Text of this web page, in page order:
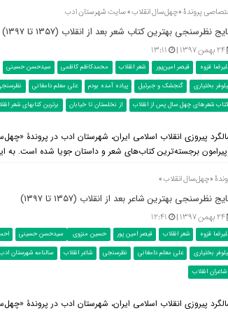
پروندۀ «چهل‌سال انقلاب» سایت شهرستان ادب
نظرسنجی بهترین کتاب شعر بعد از انقلاب (۱۳۵۷ تا ۱۳۹۷)
۲۴ بهمن ۱۳۹۷ | ۱۳:۱۱
قزوه قیصر امین‌پور شعر انقلاب محمدکاظم کاظمی سیدحسن حسینی
بختیاری
گنجشک و جبرئیل پیاده آمده بودم علی معلم دامغانی
کتاب شعرهای چهل سال پس از انقلاب از نخلستان تا خیابان برترین کتابهای شعر
پیروزی انقلاب اسلامی ایران، شهرستان ادب در پروندۀ
پیرامون برجسته‌ترین کتاب‌های شعر و داستان جویا شده است. به
«چهل‌سال انقلاب»
نظرسنجی بهترین شاعر بعد از انقلاب (۱۳۵۷ تا ۱۳۹۷)
۲۴ بهمن ۱۳۹۷ | ۱۲:۴۱
قزوه شعر انقلاب قیصر امین پور حسین منزوی سیدحسن حسینی
بختیاری
علی معلم دامغانی نظرسنجی شاعر انقلاب سالنامه شهرستان ادب
شاعران انقلاب
پیروزی انقلاب اسلامی ایران، شهرستان ادب در پروندۀ